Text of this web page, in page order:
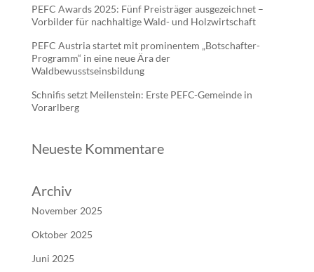
PEFC Awards 2025: Fünf Preisträger ausgezeichnet –
Vorbilder für nachhaltige Wald- und Holzwirtschaft
PEFC Austria startet mit prominentem „Botschafter-
Programm“ in eine neue Ära der
Waldbewusstseinsbildung
Schnifis setzt Meilenstein: Erste PEFC-Gemeinde in
Vorarlberg
Neueste Kommentare
Archiv
November 2025
Oktober 2025
Juni 2025